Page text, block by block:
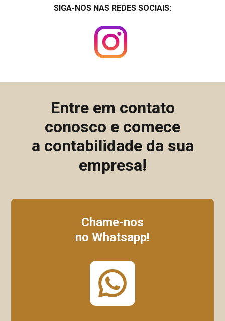
SIGA-NOS NAS REDES SOCIAIS:
Entre em contato
conosco e comece
a contabilidade da sua
empresa!
Chame-nos
no Whatsapp!